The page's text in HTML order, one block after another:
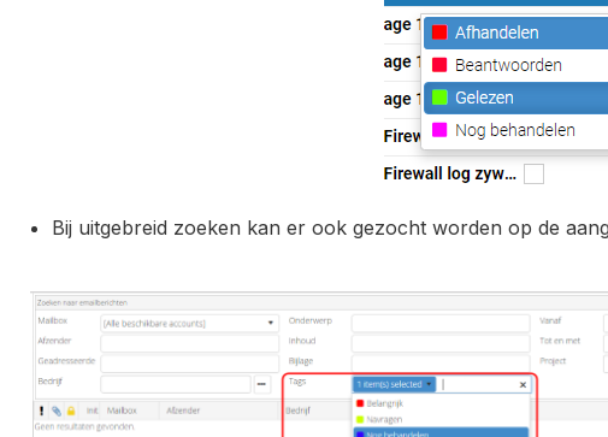
Bij uitgebreid zoeken kan er ook gezocht worden op de